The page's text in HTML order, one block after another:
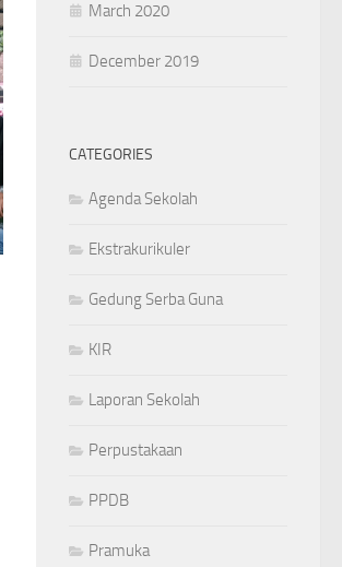
March 2020
December 2019
CATEGORIES
Agenda Sekolah
Ekstrakurikuler
Gedung Serba Guna
KIR
Laporan Sekolah
Perpustakaan
PPDB
Pramuka